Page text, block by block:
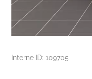
Interne ID: 109705